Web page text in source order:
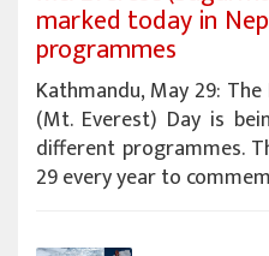
marked today in
programmes
Kathmandu, May 29:
(Mt. Everest) Day is
different programmes.
29 every year to